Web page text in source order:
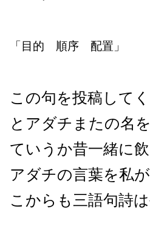
「目的 順序 配置」
この句を投稿して
とアダチまたの名
ていうか昔一緒に
アダチの言葉を私
こからも三語句詩